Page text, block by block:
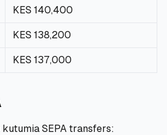
Mkopo Wako Bora
KES 140,400
KES 138,200
KES 137,000
SEPA transfers: